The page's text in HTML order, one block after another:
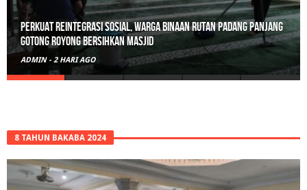
Polisi Sita 82 Paket Ganja Siap Edar di Tanah Datar
ADMIN - 3 HARI AGO
8 TAHUN BAKABA 2024